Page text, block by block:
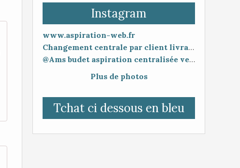
Instagram
www.aspiration-web.fr
Changement centrale par client livraison 48h mise en service 30 minutes
@Ams budet aspiration centralisée vente en ligne www.aspiration-web.fr
Plus de photos
Tchat ci dessous en bleu